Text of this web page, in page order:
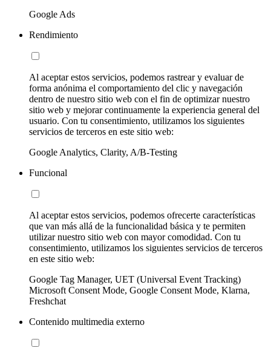
Google Ads
Rendimiento
Al aceptar estos servicios, podemos rastrear y evaluar de
forma anónima el comportamiento del clic y navegación
dentro de nuestro sitio web con el fin de optimizar nuestro
sitio web y mejorar continuamente la experiencia general del
usuario. Con tu consentimiento, utilizamos los siguientes
servicios de terceros en este sitio web:
Google Analytics, Clarity, A/B-Testing
Funcional
Al aceptar estos servicios, podemos ofrecerte características
que van más allá de la funcionalidad básica y te permiten
utilizar nuestro sitio web con mayor comodidad. Con tu
consentimiento, utilizamos los siguientes servicios de terceros
en este sitio web:
Google Tag Manager, UET (Universal Event Tracking)
Microsoft Consent Mode, Google Consent Mode, Klarna,
Freshchat
Contenido multimedia externo